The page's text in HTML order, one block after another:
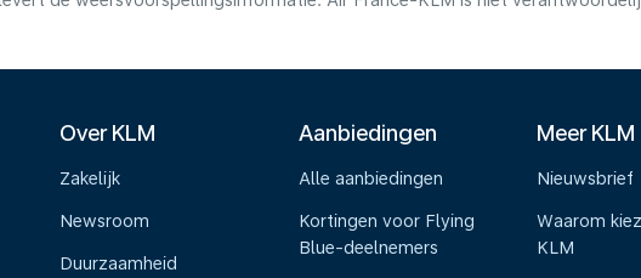
Over KLM
Zakelijk
Newsroom
Duurzaamheid
Aanbiedingen
Alle aanbiedingen
Kortingen voor Flying
Blue-deelnemers
Meer KLM
Nieuwsbrief
Waarom
KLM